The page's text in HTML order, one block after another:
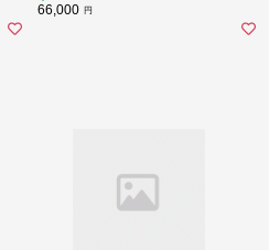
66,000 円